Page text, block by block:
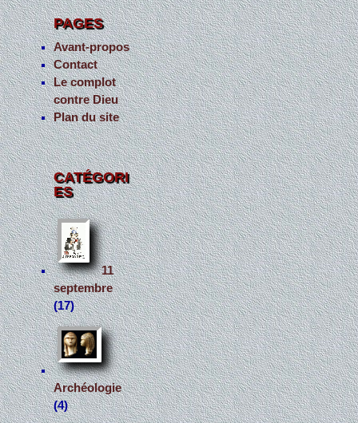
PAGES
Avant-propos
Contact
Le complot
contre Dieu
Plan du site
CATÉGORI
ES
11
septembre
(17)
Archéologie
(4)